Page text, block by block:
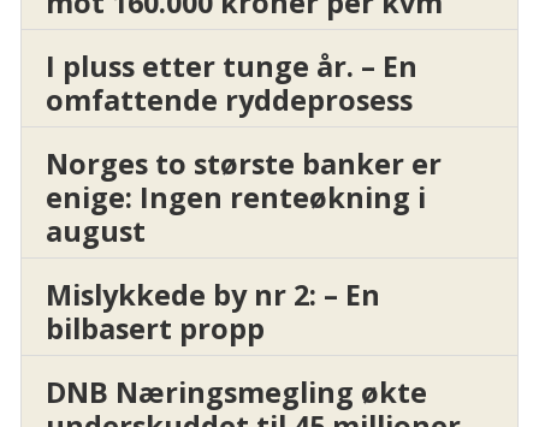
I pluss etter tunge år. – En
omfattende ryddeprosess
Norges to største banker er
enige: Ingen renteøkning i
august
Mislykkede by nr 2: – En
bilbasert propp
DNB Næringsmegling økte